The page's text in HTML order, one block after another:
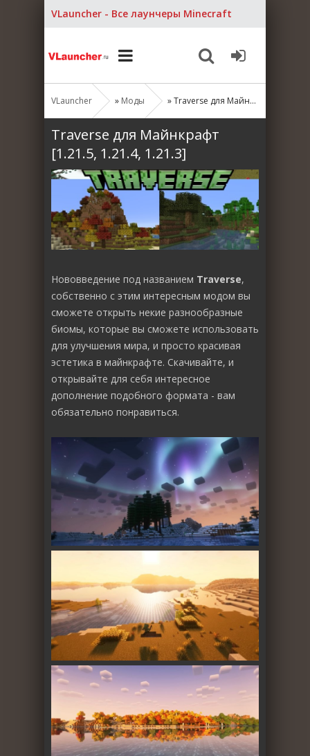
VLauncher - Все лаунчеры Minecraft
VLauncher » Моды » Traverse для Майнкрафт [1.21.5, 1.21.4, 1.21.3]
Traverse для Майнкрафт
[1.21.5, 1.21.4, 1.21.3]
Нововведение под названием Traverse,
собственно с этим интересным модом вы
сможете открыть некие разнообразные
биомы, которые вы сможете использовать
для улучшения мира, и просто красивая
эстетика в майнкрафте. Скачивайте, и
открывайте для себя интересное
дополнение подобного формата - вам
обязательно понравиться.